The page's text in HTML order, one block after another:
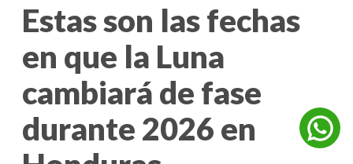
Estas son las fechas
en que la Luna
cambiará de fase
durante 2026 en